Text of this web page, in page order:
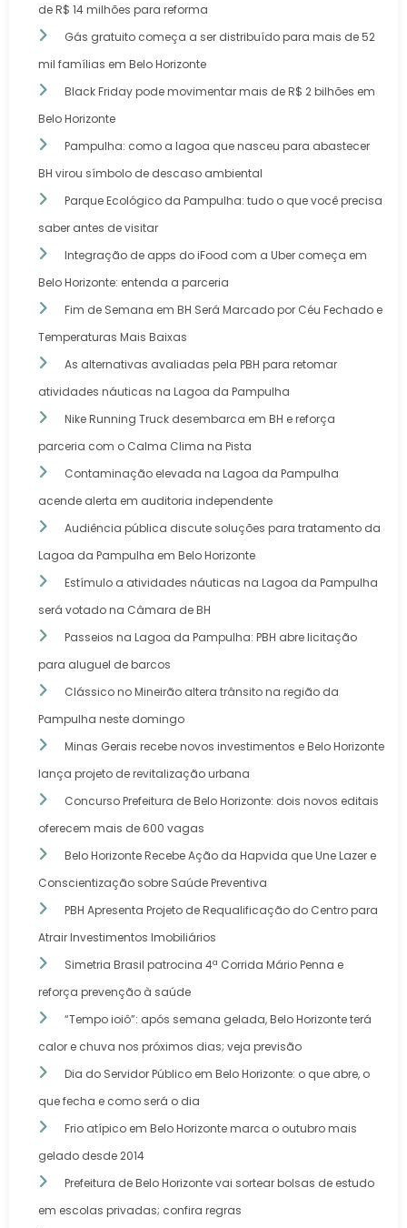
de R$ 14 milhões para reforma
Gás gratuito começa a ser distribuído para mais de 52
mil famílias em Belo Horizonte
Black Friday pode movimentar mais de R$ 2 bilhões em
Belo Horizonte
Pampulha: como a lagoa que nasceu para abastecer
BH virou símbolo de descaso ambiental
Parque Ecológico da Pampulha: tudo o que você precisa
saber antes de visitar
Integração de apps do iFood com a Uber começa em
Belo Horizonte: entenda a parceria
Fim de Semana em BH Será Marcado por Céu Fechado e
Temperaturas Mais Baixas
As alternativas avaliadas pela PBH para retomar
atividades náuticas na Lagoa da Pampulha
Nike Running Truck desembarca em BH e reforça
parceria com o Calma Clima na Pista
Contaminação elevada na Lagoa da Pampulha
acende alerta em auditoria independente
Audiência pública discute soluções para tratamento da
Lagoa da Pampulha em Belo Horizonte
Estímulo a atividades náuticas na Lagoa da Pampulha
será votado na Câmara de BH
Passeios na Lagoa da Pampulha: PBH abre licitação
para aluguel de barcos
Clássico no Mineirão altera trânsito na região da
Pampulha neste domingo
Minas Gerais recebe novos investimentos e Belo Horizonte
lança projeto de revitalização urbana
Concurso Prefeitura de Belo Horizonte: dois novos editais
oferecem mais de 600 vagas
Belo Horizonte Recebe Ação da Hapvida que Une Lazer e
Conscientização sobre Saúde Preventiva
PBH Apresenta Projeto de Requalificação do Centro para
Atrair Investimentos Imobiliários
Simetria Brasil patrocina 4ª Corrida Mário Penna e
reforça prevenção à saúde
“Tempo ioiô”: após semana gelada, Belo Horizonte terá
calor e chuva nos próximos dias; veja previsão
Dia do Servidor Público em Belo Horizonte: o que abre, o
que fecha e como será o dia
Frio atípico em Belo Horizonte marca o outubro mais
gelado desde 2014
Prefeitura de Belo Horizonte vai sortear bolsas de estudo
em escolas privadas; confira regras